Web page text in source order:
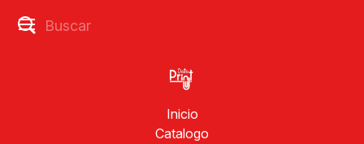
Inicio
Catalogo